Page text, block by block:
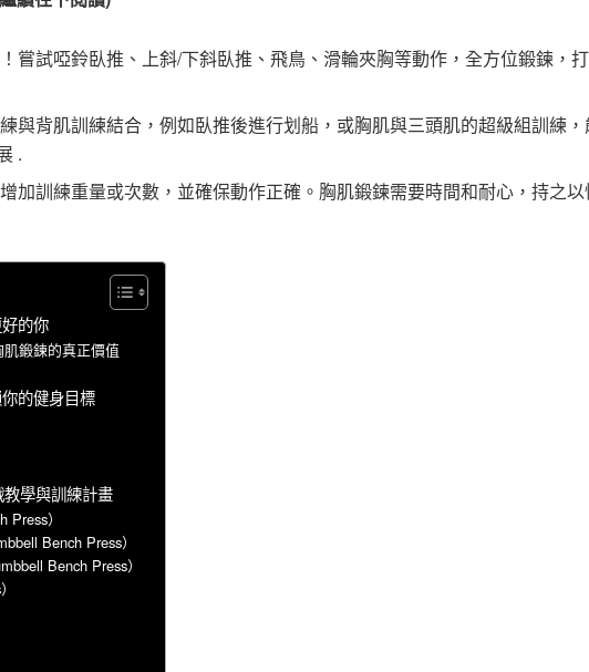
嘗試啞鈴臥推、上斜/下斜臥推、飛鳥、滑輪夾胸等動作，全方位鍛鍊，
與背肌訓練結合，例如臥推後進行划船，或胸肌與三頭肌的超級組訓練
.
加訓練重量或次數，並確保動作正確。胸肌鍛鍊需要時間和耐心，持之以
的你
鍛鍊的真正價值
的健身目標
學與訓練計畫
）
Bench Press）
Bench Press）